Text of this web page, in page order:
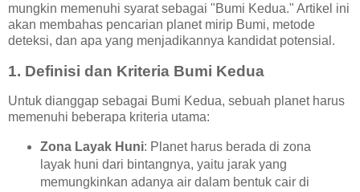
mungkin memenuhi syarat sebagai "Bumi Kedua." Artikel ini
akan membahas pencarian planet mirip Bumi, metode
deteksi, dan apa yang menjadikannya kandidat potensial.
1. Definisi dan Kriteria Bumi Kedua
Untuk dianggap sebagai Bumi Kedua, sebuah planet harus
memenuhi beberapa kriteria utama:
Zona Layak Huni: Planet harus berada di zona
layak huni dari bintangnya, yaitu jarak yang
memungkinkan adanya air dalam bentuk cair di